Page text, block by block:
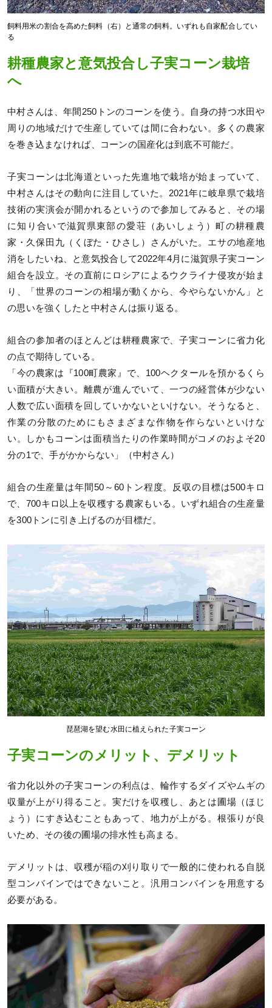
飼料用米の割合を高めた飼料（右）と通常の飼料。いずれも自家配合してい
る
耕種農家と意気投合し子実コーン栽培
へ
中村さんは、年間250トンのコーンを使う。自身の持つ水田や
周りの地域だけで生産していては間に合わない。多くの農家
を巻き込まなければ、コーンの国産化は到底不可能だ。
子実コーンは北海道といった先進地で栽培が始まっていて、
中村さんはその動向に注目していた。2021年に岐阜県で栽培
技術の実演会が開かれるというので参加してみると、その場
に知り合いで滋賀県東部の愛荘（あいしょう）町の耕種農
家・久保田九（くぼた・ひさし）さんがいた。エサの地産地
消をしたいね、と意気投合して2022年4月に滋賀県子実コーン
組合を設立。その直前にロシアによるウクライナ侵攻が始ま
り、「世界のコーンの相場が動くから、今やらないかん」と
の思いを強くしたと中村さんは振り返る。
組合の参加者のほとんどは耕種農家で、子実コーンに省力化
の点で期待している。
「今の農家は『100町農家』で、100ヘクタールを預かるくら
い面積が大きい。離農が進んでいて、一つの経営体が少ない
人数で広い面積を回していかないといけない。そうなると、
作業の分散のためにもさまざまな作物を作らないといけな
い。しかもコーンは面積当たりの作業時間がコメのおよそ20
分の1で、手がかからない」（中村さん）
組合の生産量は年間50～60トン程度。反収の目標は500キロ
で、700キロ以上を収穫する農家もいる。いずれ組合の生産量
を300トンに引き上げるのが目標だ。
琵琶湖を望む水田に植えられた子実コーン
子実コーンのメリット、デメリット
省力化以外の子実コーンの利点は、輪作するダイズやムギの
収量が上がり得ること。実だけを収穫し、あとは圃場（ほじ
ょう）にすき込むこともあって、地力が上がる。根張りが良
いため、その後の圃場の排水性も高まる。
デメリットは、収穫が稲の刈り取りで一般的に使われる自脱
型コンバインではできないこと。汎用コンバインを用意する
必要がある。